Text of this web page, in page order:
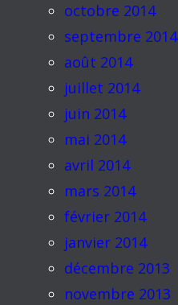
octobre 2014
septembre 2014
août 2014
juillet 2014
juin 2014
mai 2014
avril 2014
mars 2014
février 2014
janvier 2014
décembre 2013
novembre 2013